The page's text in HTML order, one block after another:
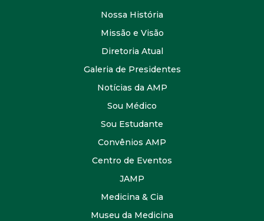
Nossa História
Missão e Visão
Diretoria Atual
Galeria de Presidentes
Notícias da AMP
Sou Médico
Sou Estudante
Convênios AMP
Centro de Eventos
JAMP
Medicina & Cia
Museu da Medicina